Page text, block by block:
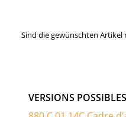
Sind die gewünschten
VERSIONS